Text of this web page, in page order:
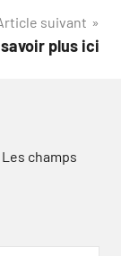
suivant
plus ici
Les champs